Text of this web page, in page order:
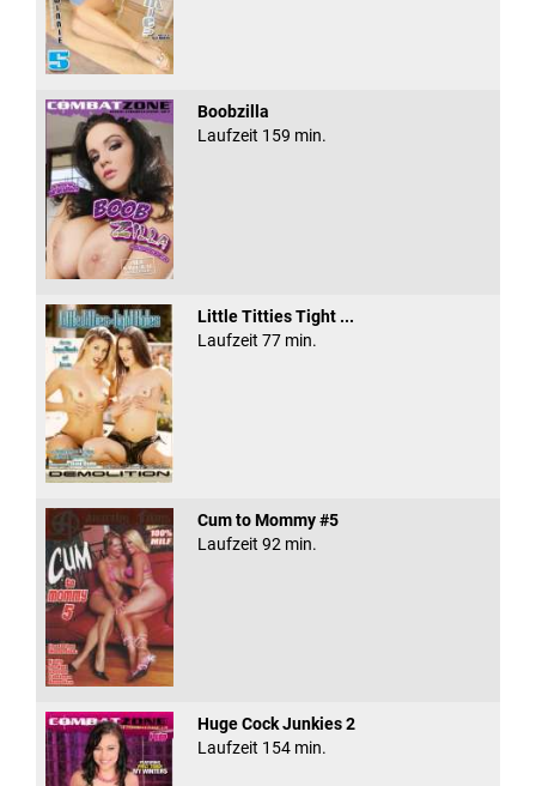
Boobzilla
Laufzeit 159 min.
Little Titties Tight ...
Laufzeit 77 min.
Cum to Mommy #5
Laufzeit 92 min.
Huge Cock Junkies 2
Laufzeit 154 min.